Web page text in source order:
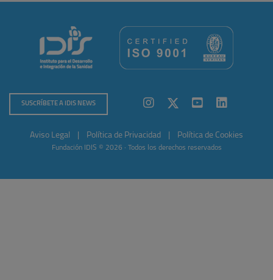
SUSCRÍBETE A IDIS NEWS
Aviso Legal Política de Privacidad Política de Cookies
Fundación IDIS © 2026 · Todos los derechos reservados